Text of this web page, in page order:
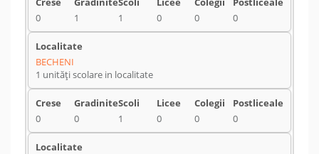
0 1 1 0 0 0
BECHENI
1 unități scolare in localitate
0 0 1 0 0 0